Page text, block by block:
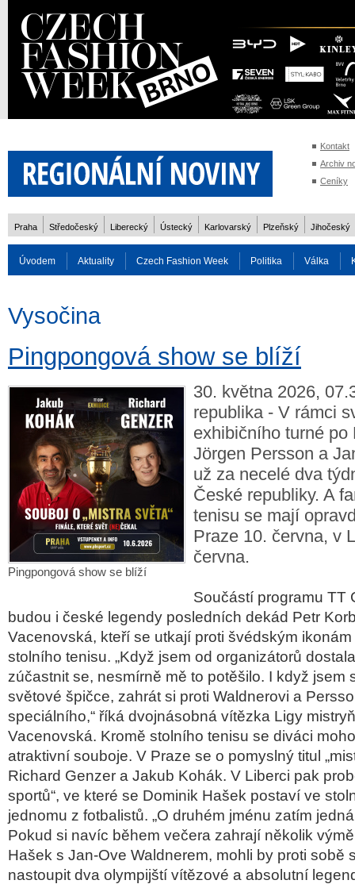
Kontakt
Archiv
Ceníky
Praha Středočeský Liberecký Ústecký Karlovarský Plzeňský Jihočeský
Úvodem Aktuality Czech Fashion Week Politika Válka
Vysočina
Pingpongová show se blíží
Pingpongová show se blíží
30. května 2026,
republika - V rámci
exhibičního turné po
Jörgen Persson a
už za necelé dva
České republiky. A
tenisu se mají
Praze 10. června, v
června.
Součástí programu TT
budou i české legendy posledních dekád Petr
Vacenovská, kteří se utkají proti švédským
stolního tenisu. „Když jsem od organizátorů
zúčastnit se, nesmírně mě to potěšilo. I když jsem
světové špičce, zahrát si proti Waldnerovi a
speciálního,“ říká dvojnásobná vítězka Ligy
Vacenovská. Kromě stolního tenisu se diváci
atraktivní souboje. V Praze se o pomyslný titul „
Richard Genzer a Jakub Kohák. V Liberci pak
sportů“, ve které se Dominik Hašek postaví ve
jednomu z fotbalistů. „O druhém jménu zatím
Pokud si navíc během večera zahrají několik
Hašek s Jan-Ove Waldnerem, mohli by proti sobě
nastoupit dva olympijští vítězové a absolutní